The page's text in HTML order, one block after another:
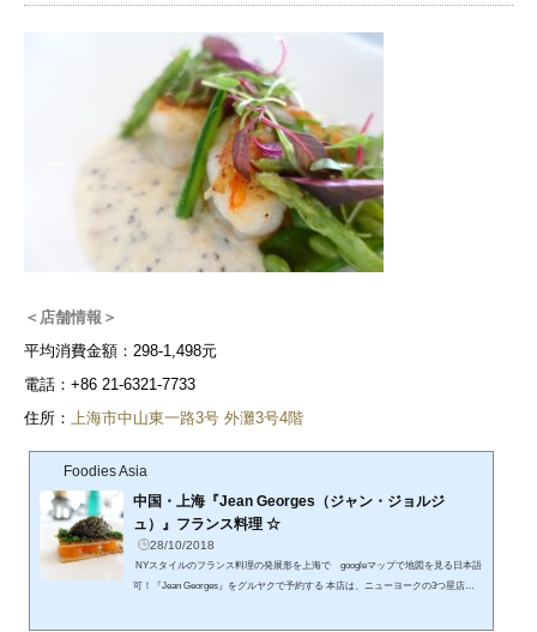
＜店舗情報＞
平均消費金額：298-1,498元
電話：+86 21-6321-7733
住所：
上海市中山東一路3号 外灘3号4階
Foodies Asia
中国・上海『Jean Georges（ジャン・ジョルジ
ュ）』フランス料理 ☆
28/10/2018
NYスタイルのフランス料理の発展形を上海で googleマップで地図を見る日本語
可！『Jean Georges』をグルヤクで予約する 本店は、ニューヨークの3つ星店。